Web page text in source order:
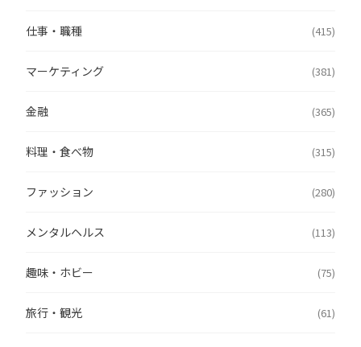
仕事・職種 (415)
マーケティング (381)
金融 (365)
料理・食べ物 (315)
ファッション (280)
メンタルヘルス (113)
趣味・ホビー (75)
旅行・観光 (61)